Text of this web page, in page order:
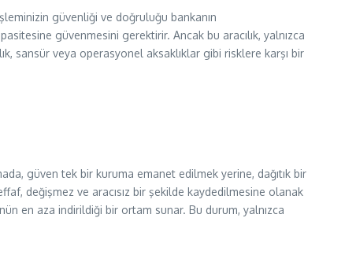
güvenliği ve doğruluğu bankanın
güvenmesini gerektirir. Ancak bu aracılık, yalnızca
sansür veya operasyonel aksaklıklar gibi risklere karşı bir
güven tek bir kuruma emanet edilmek yerine, dağıtık bir
değişmez ve aracısız bir şekilde kaydedilmesine olanak
en aza indirildiği bir ortam sunar. Bu durum, yalnızca